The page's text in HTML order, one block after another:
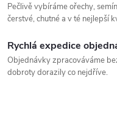
Pečlivě vybíráme ořechy,
čerstvé, chutné a v té nejlepší
Rychlá expedice
Objednávky zpracováváme
dobroty dorazily co nejdříve.